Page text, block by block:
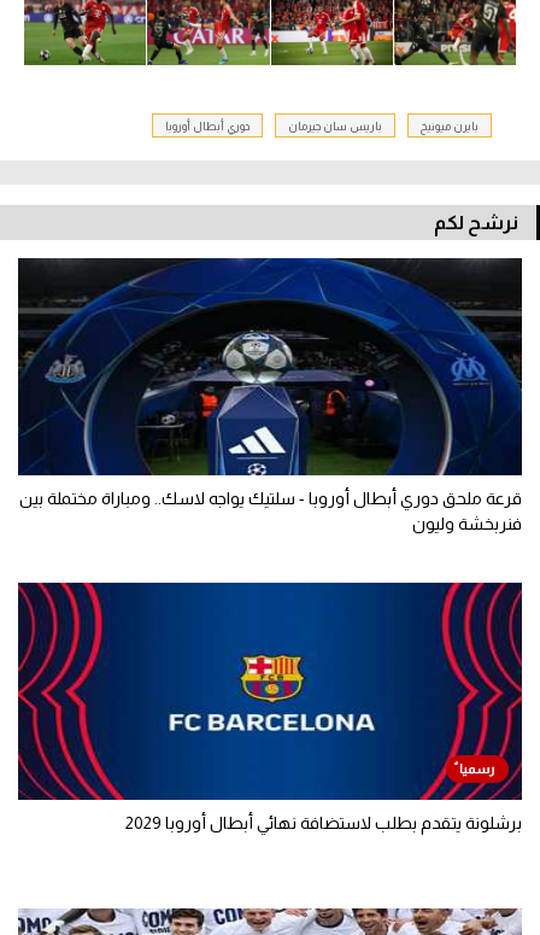
بايرن ميونيخ باريس سان جيرمان دوري أبطال أوروبا
نرشح لكم
قرعة ملحق دوري أبطال أوروبا - سلتيك يواجه لاسك.. ومباراة مختملة بين
فنربخشة وليون
برشلونة يتقدم بطلب لاستضافة نهائي أبطال أوروبا 2029